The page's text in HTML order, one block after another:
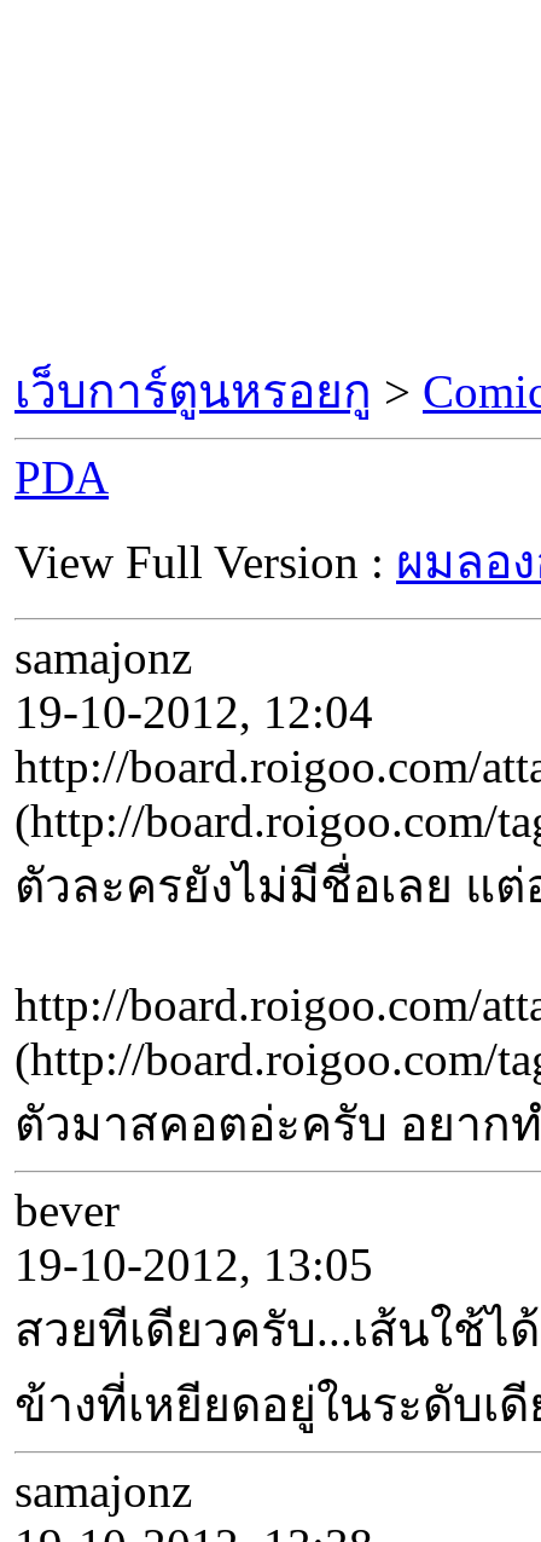
เว็บการ์ตูนหรอยกู >
PDA
View Full Version : ผมลอ
samajonz
19-10-2012, 12:04
http://board.roigoo.com/
(http://board.roigoo.com/
ตัวละครยังไม่มีชื่อเลย แ
http://board.roigoo.com/
(http://board.roigoo.com/
ตัวมาสคอตอ่ะครับ อยาก
bever
19-10-2012, 13:05
สวยทีเดียวครับ...เส้นใช้
ข้างที่เหยียดอยู่ในระดับ
samajonz